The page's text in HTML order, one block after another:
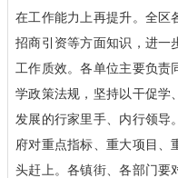
在工作能力上再提升。全区
招商引资等方面知识，进一
工作质效。各单位主要负责
学政策法规，坚持以干促学
发展的行家里手、内行领导
府对重点指标、重大项目、
头赶上。各镇街、各部门要